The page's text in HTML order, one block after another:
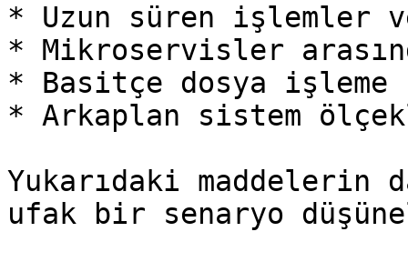
* Uzun süren işlemler
* Mikroservisler
* Basitçe dosya
* Arkaplan sistem
Yukarıdaki maddelerin
ufak bir senaryo